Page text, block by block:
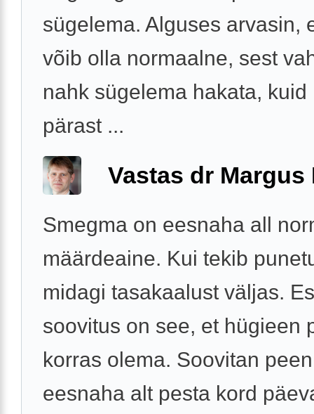
sügelema. Alguses arvasin,
võib olla normaalne, sest
nahk sügelema hakata, kuid
pärast ...
Vastas dr Margus
Smegma on eesnaha all
määrdeaine. Kui tekib
midagi tasakaalust väljas.
soovitus on see, et hügieen
korras olema. Soovitan
eesnaha alt pesta kord